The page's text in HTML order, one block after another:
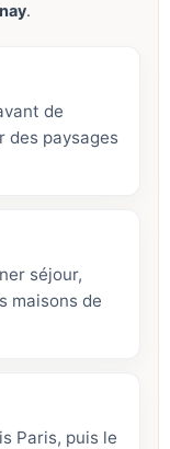
.
de
des paysages
séjour,
maisons de
Paris, puis le